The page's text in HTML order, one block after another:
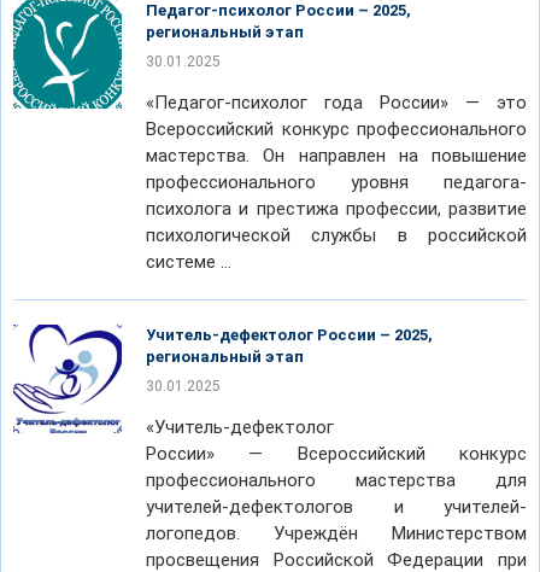
Педагог-психолог России – 2025,
региональный этап
30.01.2025
«Педагог-психолог года России» — это
Всероссийский конкурс профессионального
мастерства. Он направлен на повышение
профессионального уровня педагога-
психолога и престижа профессии, развитие
психологической службы в российской
системе …
Учитель-дефектолог России – 2025,
региональный этап
30.01.2025
«Учитель-дефектолог
России» — Всероссийский конкурс
профессионального мастерства для
учителей-дефектологов и учителей-
логопедов. Учреждён Министерством
просвещения Российской Федерации при